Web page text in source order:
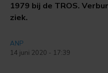
1979 bij de TROS.
ziek.
ANP
14 juni 2020 - 17:39